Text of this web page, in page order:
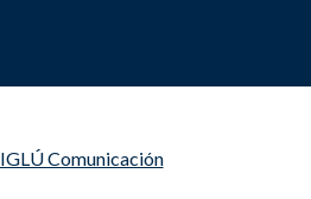
IGLÚ Comunicación